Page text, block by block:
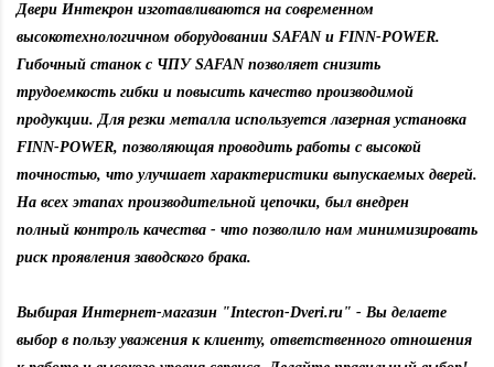
Двери Интекрон изготавливаются на современном
высокотехнологичном оборудовании SAFAN и FINN-POWER.
Гибочный станок с ЧПУ SAFAN позволяет снизить
трудоемкость гибки и повысить качество производимой
продукции. Для резки металла используется лазерная установка
FINN-POWER, позволяющая проводить работы с высокой
точностью, что улучшает характеристики выпускаемых дверей.
На всех этапах производительной цепочки, был внедрен
полный контроль качества - что позволило нам минимизировать
риск проявления заводского брака.
Выбирая Интернет-магазин "Intecron-Dveri.ru" - Вы делаете
выбор в пользу уважения к клиенту, ответственного отношения